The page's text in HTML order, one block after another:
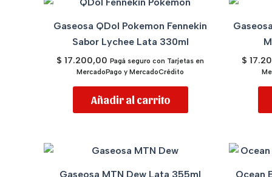
Gaseosa QDol Pokemon Fennekin
Sabor Lychee Lata 330ml
$ 17.200,00 Pagá seguro con Tarjetas en
MercadoPago y MercadoCrédito
Añadir al carrito
$
Gaseosa MTN Dew Lata 355ml Ocean